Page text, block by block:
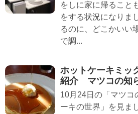
をしに家に帰ること
をする状況になりま
るのに、どこかいい
で調...
ホットケーキミッ
紹介 マツコの知
10月24日の「マツ
ーキの世界」を見ま